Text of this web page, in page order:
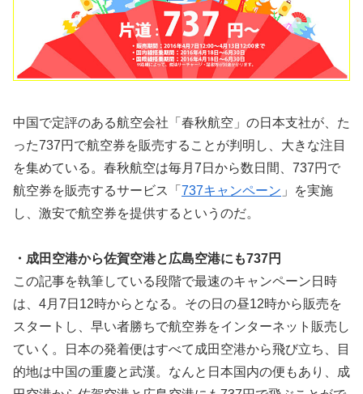
中国で定評のある航空会社「春秋航空」の日本支社が、た
った737円で航空券を販売することが判明し、大きな注目
を集めている。春秋航空は毎月7日から数日間、737円で
航空券を販売するサービス「 737キャンペーン 」を実施
し、激安で航空券を提供するというのだ。
・成田空港から佐賀空港と広島空港にも737円
この記事を執筆している段階で最速のキャンペーン日時
は、4月7日12時からとなる。その日の昼12時から販売を
スタートし、早い者勝ちで航空券をインターネット販売し
ていく。日本の発着便はすべて成田空港から飛び立ち、目
的地は中国の重慶と武漢。なんと日本国内の便もあり、成